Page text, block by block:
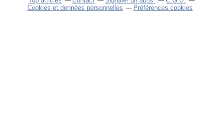
Cookies et données personnelles
Préférences cookies